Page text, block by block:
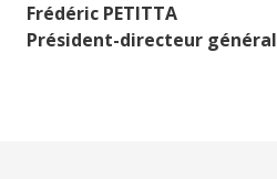
Frédéric PETITTA
Président-directeur général